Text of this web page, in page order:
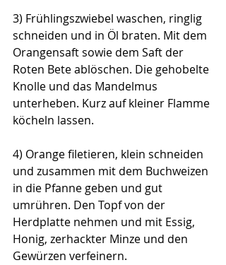
3) Frühlingszwiebel waschen, ringlig
schneiden und in Öl braten. Mit dem
Orangensaft sowie dem Saft der
Roten Bete ablöschen. Die gehobelte
Knolle und das Mandelmus
unterheben. Kurz auf kleiner Flamme
köcheln lassen.
4) Orange filetieren, klein schneiden
und zusammen mit dem Buchweizen
in die Pfanne geben und gut
umrühren. Den Topf von der
Herdplatte nehmen und mit Essig,
Honig, zerhackter Minze und den
Gewürzen verfeinern.